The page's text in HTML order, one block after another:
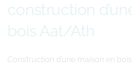
construction
bois Aat/Ath
Construction d’une maison en